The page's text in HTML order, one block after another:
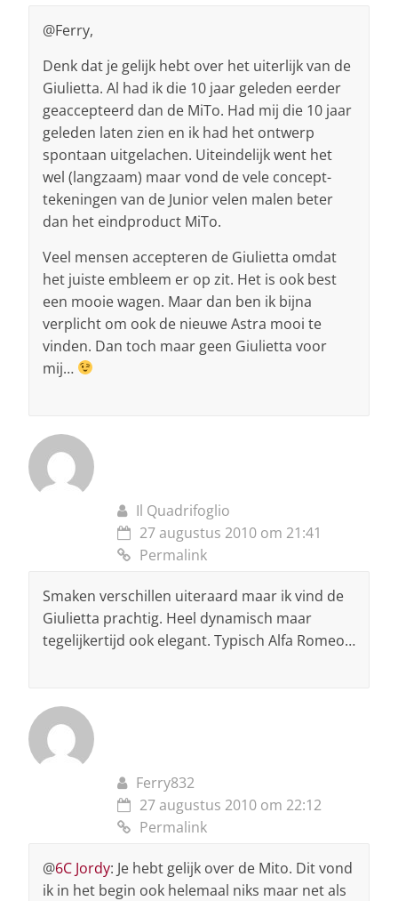
@Ferry,
Denk dat je gelijk hebt over het uiterlijk van de
Giulietta. Al had ik die 10 jaar geleden eerder
geaccepteerd dan de MiTo. Had mij die 10 jaar
geleden laten zien en ik had het ontwerp
spontaan uitgelachen. Uiteindelijk went het
wel (langzaam) maar vond de vele concept-
tekeningen van de Junior velen malen beter
dan het eindproduct MiTo.
Veel mensen accepteren de Giulietta omdat
het juiste embleem er op zit. Het is ook best
een mooie wagen. Maar dan ben ik bijna
verplicht om ook de nieuwe Astra mooi te
vinden. Dan toch maar geen Giulietta voor
mij…
Il Quadrifoglio
27 augustus 2010 om 21:41
Permalink
Smaken verschillen uiteraard maar ik vind de
Giulietta prachtig. Heel dynamisch maar
tegelijkertijd ook elegant. Typisch Alfa Romeo…
Ferry832
27 augustus 2010 om 22:12
Permalink
@6C Jordy: Je hebt gelijk over de Mito. Dit vond
ik in het begin ook helemaal niks maar net als